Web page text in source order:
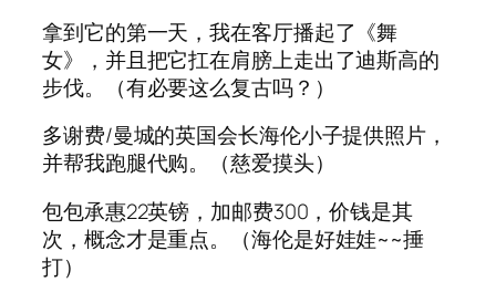
拿到它的第一天，我在客厅播起了《舞
女》，并且把它扛在肩膀上走出了迪斯高的
步伐。（有必要这么复古吗？）
多谢费/曼城的英国会长海伦小子提供照片，
并帮我跑腿代购。（慈爱摸头）
包包承惠22英镑，加邮费300，价钱是其
次，概念才是重点。（海伦是好娃娃~~捶
打）